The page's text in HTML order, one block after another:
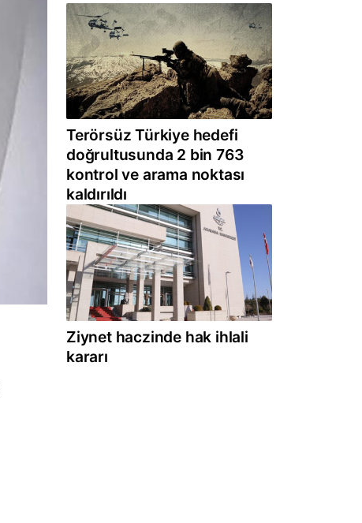
Terörsüz Türkiye hedefi
doğrultusunda 2 bin 763
kontrol ve arama noktası
kaldırıldı
Ziynet haczinde hak ihlali
kararı